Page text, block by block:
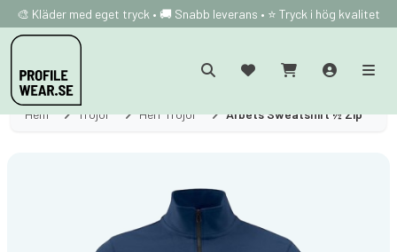
🎨 Kläder med eget tryck • 🚚 Snabb leverans • ⭐ Tryck i hög kvalitet
Hem Tröjor Herr Tröjor Arbets Sweatshirt ½ Zip